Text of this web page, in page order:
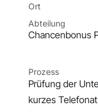
Ort
Abteilung
Chancenbonus
Prozess
Prüfung der
kurzes Telefonat